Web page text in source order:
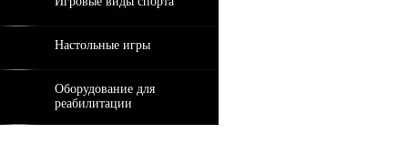
Настольные игры
Оборудование для
реабилитации